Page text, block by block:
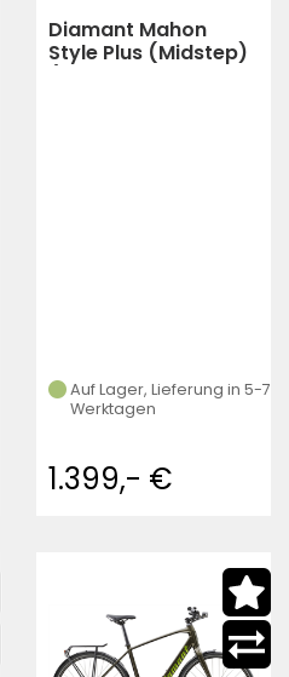
Diamant Mahon
Style Plus (Midstep)
Auf Lager, Lieferung in 5-7
Werktagen
1.399,- €